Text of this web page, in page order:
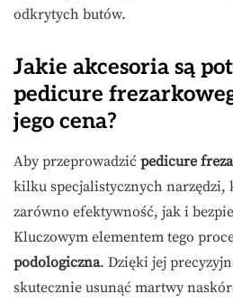
odkrytych butów.
Jakie akcesoria są
pedicure
jego cena?
Aby przeprowadzić pedicure
kilku specjalistycznych narzędzi,
zarówno efektywność, jak i
Kluczowym elementem tego
podologiczna. Dzięki jej
skutecznie usunąć martwy